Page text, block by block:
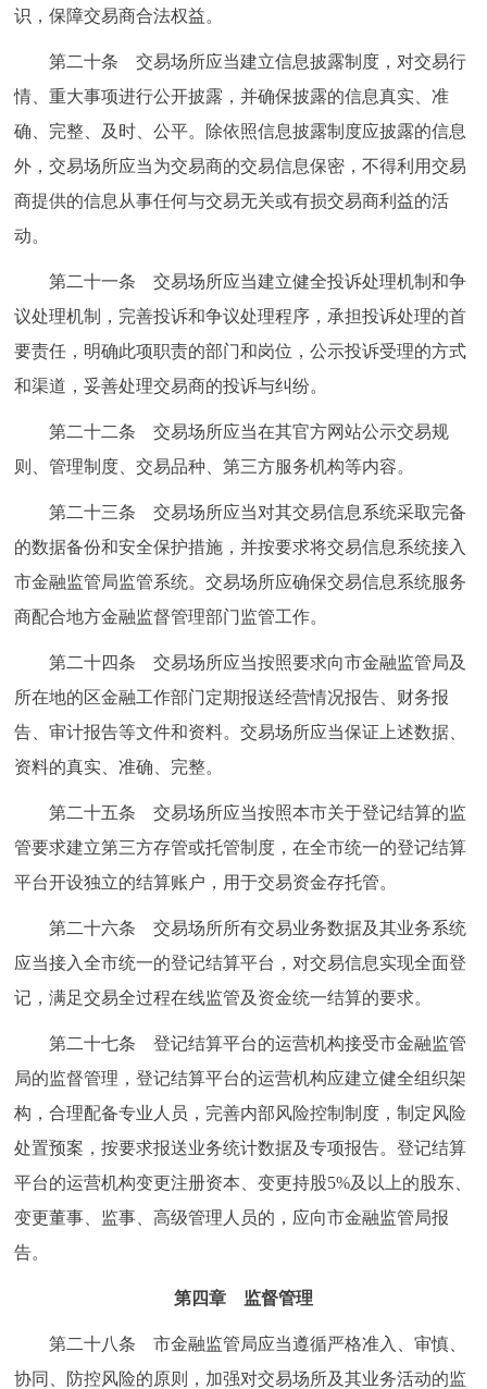
识，保障交易商合法权益。
第二十条 交易场所应当建立信息披露制度，对交易行
情、重大事项进行公开披露，并确保披露的信息真实、准
确、完整、及时、公平。除依照信息披露制度应披露的信息
外，交易场所应当为交易商的交易信息保密，不得利用交易
商提供的信息从事任何与交易无关或有损交易商利益的活
动。
第二十一条 交易场所应当建立健全投诉处理机制和争
议处理机制，完善投诉和争议处理程序，承担投诉处理的首
要责任，明确此项职责的部门和岗位，公示投诉受理的方式
和渠道，妥善处理交易商的投诉与纠纷。
第二十二条 交易场所应当在其官方网站公示交易规
则、管理制度、交易品种、第三方服务机构等内容。
第二十三条 交易场所应当对其交易信息系统采取完备
的数据备份和安全保护措施，并按要求将交易信息系统接入
市金融监管局监管系统。交易场所应确保交易信息系统服务
商配合地方金融监督管理部门监管工作。
第二十四条 交易场所应当按照要求向市金融监管局及
所在地的区金融工作部门定期报送经营情况报告、财务报
告、审计报告等文件和资料。交易场所应当保证上述数据、
资料的真实、准确、完整。
第二十五条 交易场所应当按照本市关于登记结算的监
管要求建立第三方存管或托管制度，在全市统一的登记结算
平台开设独立的结算账户，用于交易资金存托管。
第二十六条 交易场所所有交易业务数据及其业务系统
应当接入全市统一的登记结算平台，对交易信息实现全面登
记，满足交易全过程在线监管及资金统一结算的要求。
第二十七条 登记结算平台的运营机构接受市金融监管
局的监督管理，登记结算平台的运营机构应建立健全组织架
构，合理配备专业人员，完善内部风险控制制度，制定风险
处置预案，按要求报送业务统计数据及专项报告。登记结算
平台的运营机构变更注册资本、变更持股5%及以上的股东、
变更董事、监事、高级管理人员的，应向市金融监管局报
告。
第四章 监督管理
第二十八条 市金融监管局应当遵循严格准入、审慎、
协同、防控风险的原则，加强对交易场所及其业务活动的监